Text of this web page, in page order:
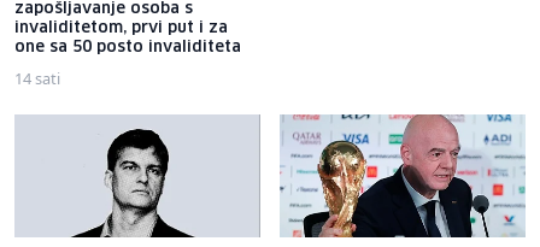
zapošljavanje osoba s
invaliditetom, prvi put i za
one sa 50 posto invaliditeta
14 sati